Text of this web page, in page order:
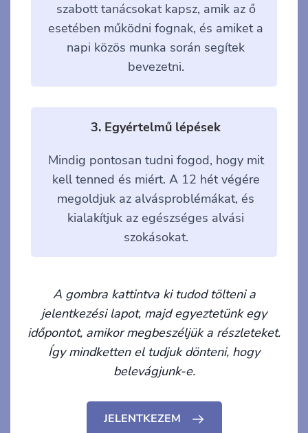
szabott tanácsokat kapsz, amik az ő
esetében működni fognak, és amiket a
napi közös munka során segítek
bevezetni.
3. Egyértelmű lépések
Mindig pontosan tudni fogod, hogy mit
kell tenned és miért. A 12 hét végére
megoldjuk az alvásproblémákat, és
kialakítjuk az egészséges alvási
szokásokat.
A gombra kattintva ki tudod tölteni a
jelentkezési lapot, majd egyeztetünk egy
időpontot, amikor megbeszéljük a részleteket.
Így mindketten el tudjuk dönteni, hogy
belevágjunk-e.
JELENTKEZEM